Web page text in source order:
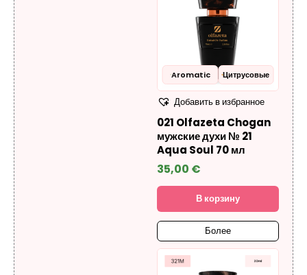
Aromatic Цитрусовые
Добавить в избранное
021 Olfazeta Chogan
мужские духи № 21
Aqua Soul 70 мл
35,00 €
В корзину
Более